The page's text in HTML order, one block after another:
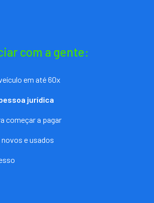
com a gente:
em até 60x
jurídica
começar a pagar
e usados